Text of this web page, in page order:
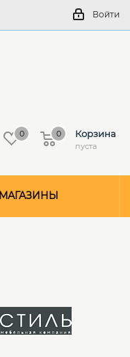
Войти
0 Корзина
пуста
0
МАГАЗИНЫ